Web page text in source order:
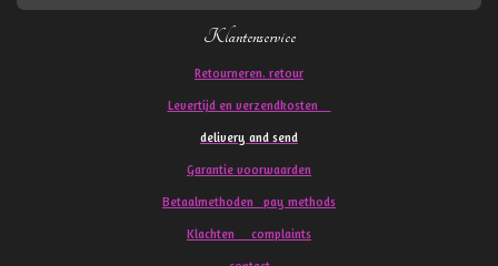
Klantenservice
Retourneren. retour
Levertijd en verzendkosten
delivery and send
Garantie voorwaarden
Betaalmethoden pay methods
Klachten complaints